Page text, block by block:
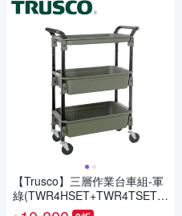
【Trusco】三層作業台車組-軍
綠(TWR4HSET+TWR4TSETM
OD)